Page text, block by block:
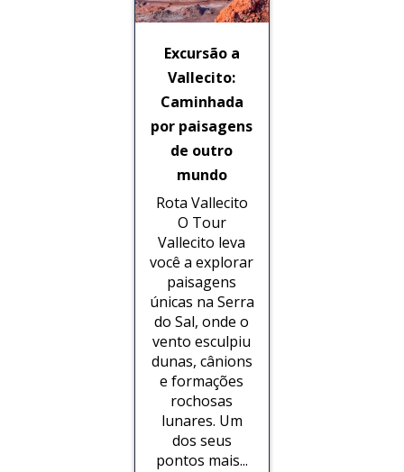
Excursão a
Vallecito:
Caminhada
por paisagens
de outro
mundo
Rota Vallecito
O Tour
Vallecito leva
você a explorar
paisagens
únicas na Serra
do Sal, onde o
vento esculpiu
dunas, cânions
e formações
rochosas
lunares. Um
dos seus
pontos mais...